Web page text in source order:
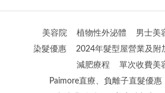
美容院 植物性外泌體 男士美
染髮優惠
2024年髮型屋營業及附
減肥療程
單次收費美
Paimore直療、負離子直髮優惠